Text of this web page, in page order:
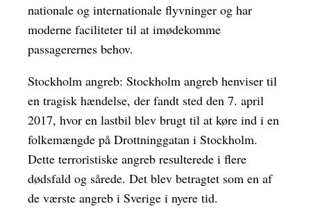
nationale og internationale flyvninger og har
moderne faciliteter til at imødekomme
passagerernes behov.
Stockholm angreb: Stockholm angreb henviser til
en tragisk hændelse, der fandt sted den 7. april
2017, hvor en lastbil blev brugt til at køre ind i en
folkemængde på Drottninggatan i Stockholm.
Dette terroristiske angreb resulterede i flere
dødsfald og sårede. Det blev betragtet som en af
de værste angreb i Sverige i nyere tid.